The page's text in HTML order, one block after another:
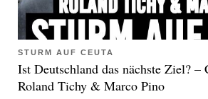
STURM AUF CEUTA
Ist Deutschland das nächste Ziel? –
Roland Tichy & Marco Pino